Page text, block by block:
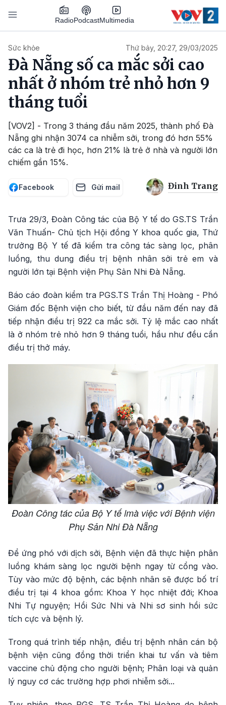
Nhảy đến nội dung
RadioPodcastMultimedia
Sức khỏe Thứ bảy, 20:27, 29/03/2025
Đà Nẵng số ca mắc sởi cao
nhất ở nhóm trẻ nhỏ hơn 9
tháng tuổi
[VOV2] - Trong 3 tháng đầu năm 2025, thành phố Đà
Nẵng ghi nhận 3074 ca nhiễm sởi, trong đó hơn 55%
các ca là trẻ đi học, hơn 21% là trẻ ở nhà và người lớn
chiếm gần 15%.
Facebook Gửi mail Đinh Trang
Trưa 29/3, Đoàn Công tác của Bộ Y tế do GS.TS Trần
Văn Thuấn- Chủ tịch Hội đồng Y khoa quốc gia, Thứ
trưởng Bộ Y tế đã kiểm tra công tác sàng lọc, phân
luồng, thu dung điều trị bệnh nhân sởi trẻ em và
người lớn tại Bệnh viện Phụ Sản Nhi Đà Nẵng.
Báo cáo đoàn kiểm tra PGS.TS Trần Thị Hoàng - Phó
Giám đốc Bệnh viện cho biết, từ đầu năm đến nay đã
tiếp nhận điều trị 922 ca mắc sởi. Tỷ lệ mắc cao nhất
là ở nhóm trẻ nhỏ hơn 9 tháng tuổi, hầu như đều cần
điều trị thở máy.
Đoàn Công tác của Bộ Y tế lmà việc với Bệnh viện
Phụ Sản Nhi Đà Nẵng
Để ứng phó với dịch sởi, Bệnh viện đã thực hiện phân
luồng khám sàng lọc người bệnh ngay từ cổng vào.
Tùy vào mức độ bệnh, các bệnh nhân sẽ được bố trí
điều trị tại 4 khoa gồm: Khoa Y học nhiệt đới; Khoa
Nhi Tự nguyện; Hồi Sức Nhi và Nhi sơ sinh hồi sức
tích cực và bệnh lý.
Trong quá trình tiếp nhận, điều trị bệnh nhân cán bộ
bệnh viện cũng đồng thời triển khai tư vấn và tiêm
vaccine chủ động cho người bệnh; Phân loại và quản
lý nguy cơ các trường hợp phơi nhiễm sởi...